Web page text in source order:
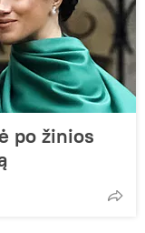
po žinios